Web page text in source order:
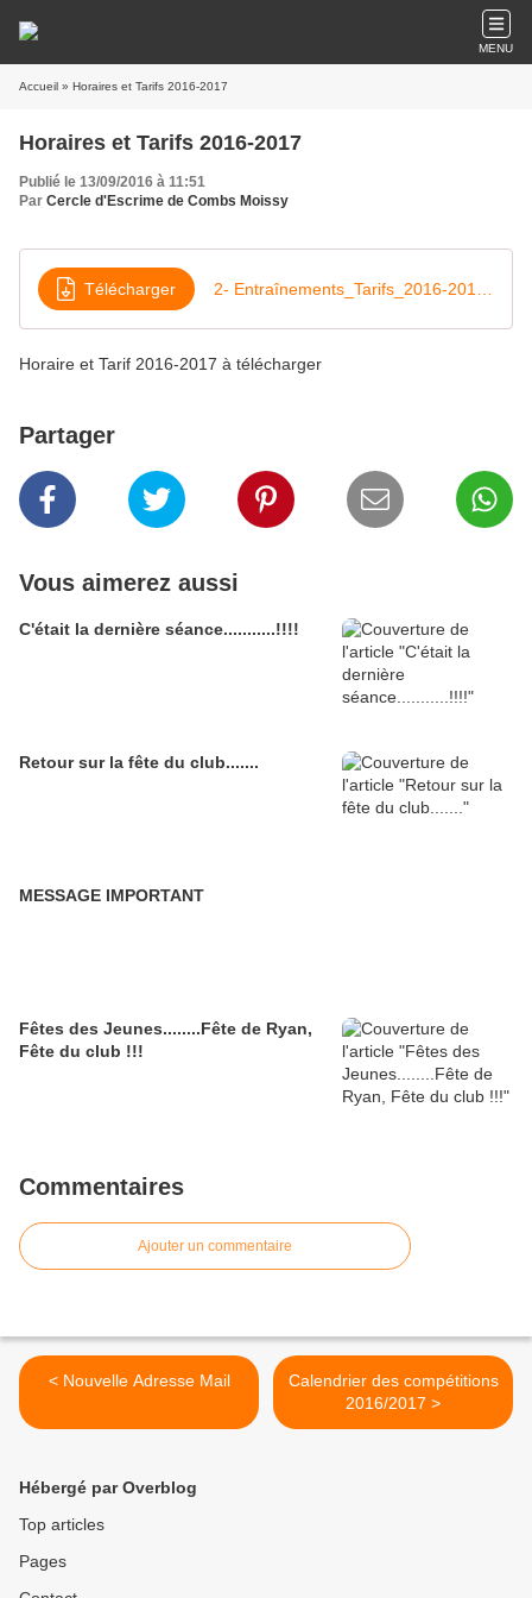
MENU
Accueil » Horaires et Tarifs 2016-2017
Horaires et Tarifs 2016-2017
Publié le 13/09/2016 à 11:51
Par Cercle d'Escrime de Combs Moissy
Télécharger
Horaire et Tarif 2016-2017 à télécharger
Partager
Vous aimerez aussi
C'était la dernière séance...........!!!!
Retour sur la fête du club.......
MESSAGE IMPORTANT
Fêtes des Jeunes........Fête de Ryan,
Fête du club !!!
Commentaires
Ajouter un commentaire
< Nouvelle Adresse Mail
Calendrier des compétitions
2016/2017 >
Hébergé par Overblog
Top articles
Pages